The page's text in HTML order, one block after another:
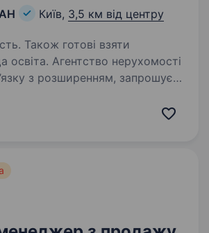
Київ, 3,5 км від центру
Також готові взяти
нерухомості
з розширенням, запрошує